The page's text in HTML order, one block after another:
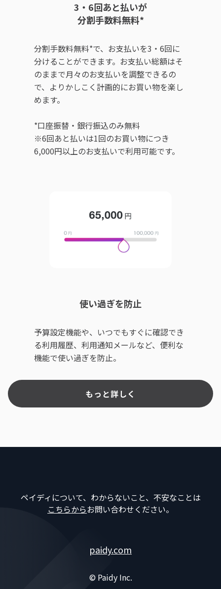
3・6回あと払いが
分割手数料無料*
分割手数料無料*で、お支払いを3・6回に
分けることができます。お支払い総額はそ
のままで月々のお支払いを調整できるの
で、よりかしこく計画的にお買い物を楽し
めます。
*口座振替・銀行振込のみ無料
※6回あと払いは1回のお買い物につき
6,000円以上のお支払いで利用可能です。
使い過ぎを防止
予算設定機能や、いつでもすぐに確認でき
る利用履歴、利用通知メールなど、便利な
機能で使い過ぎを防止。
もっと詳しく
ペイディについて、わからないこと、不安なことは
こちらからお問い合わせください。
paidy.com
© Paidy Inc.